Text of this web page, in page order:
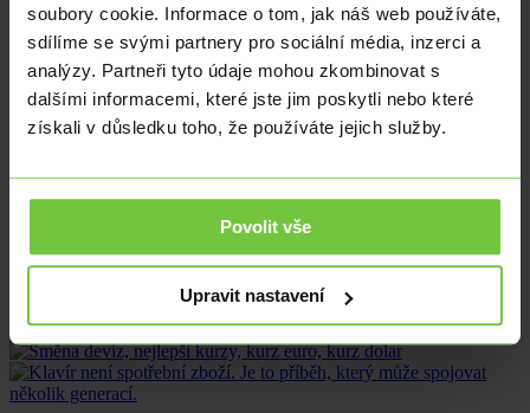
soubory cookie. Informace o tom, jak náš web používáte,
sdílíme se svými partnery pro sociální média, inzerci a
analýzy. Partneři tyto údaje mohou zkombinovat s
dalšími informacemi, které jste jim poskytli nebo které
získali v důsledku toho, že používáte jejich služby.
Povolit vše
Upravit nastavení
Proti euru koruna v pátek mírně ztrácela, aby se v podvečer po
deseti dnech podívala nad hranici 23,70 EURCZK. Šlo pouze o
technické obchodování, nešlo o reakci na příchozí data. Dnes
počítáme s obchodováním domácí měny u zmíněné hodnoty.
Dolaru v se pátek dařilo. Proti koruně posílil o více než 10 haléřů na
22,05 USDCZ, proti euru pak z hodnoty 1,0780 EURUSD na
USA, větší výkyv dolaru dnes nečekáme.
Sdílet článek